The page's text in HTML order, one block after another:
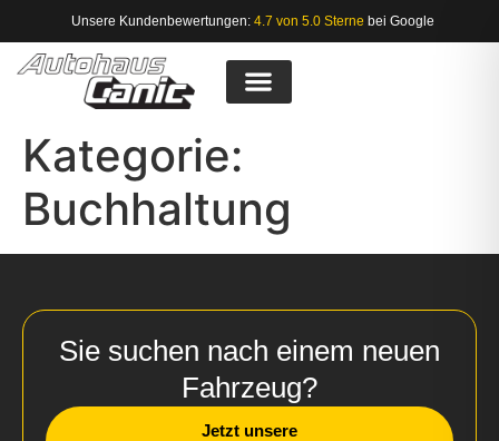
Unsere Kundenbewertungen: 4.7 von 5.0 Sterne bei Google
Kategorie:
Buchhaltung
Sie suchen nach einem neuen
Fahrzeug?
Jetzt unsere